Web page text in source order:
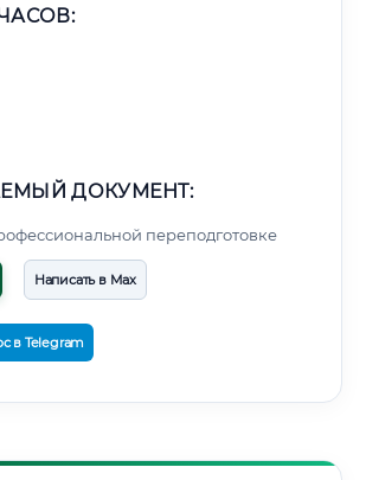
ДОКУМЕНТ:
переподготовке
Написать в Max
в Telegram